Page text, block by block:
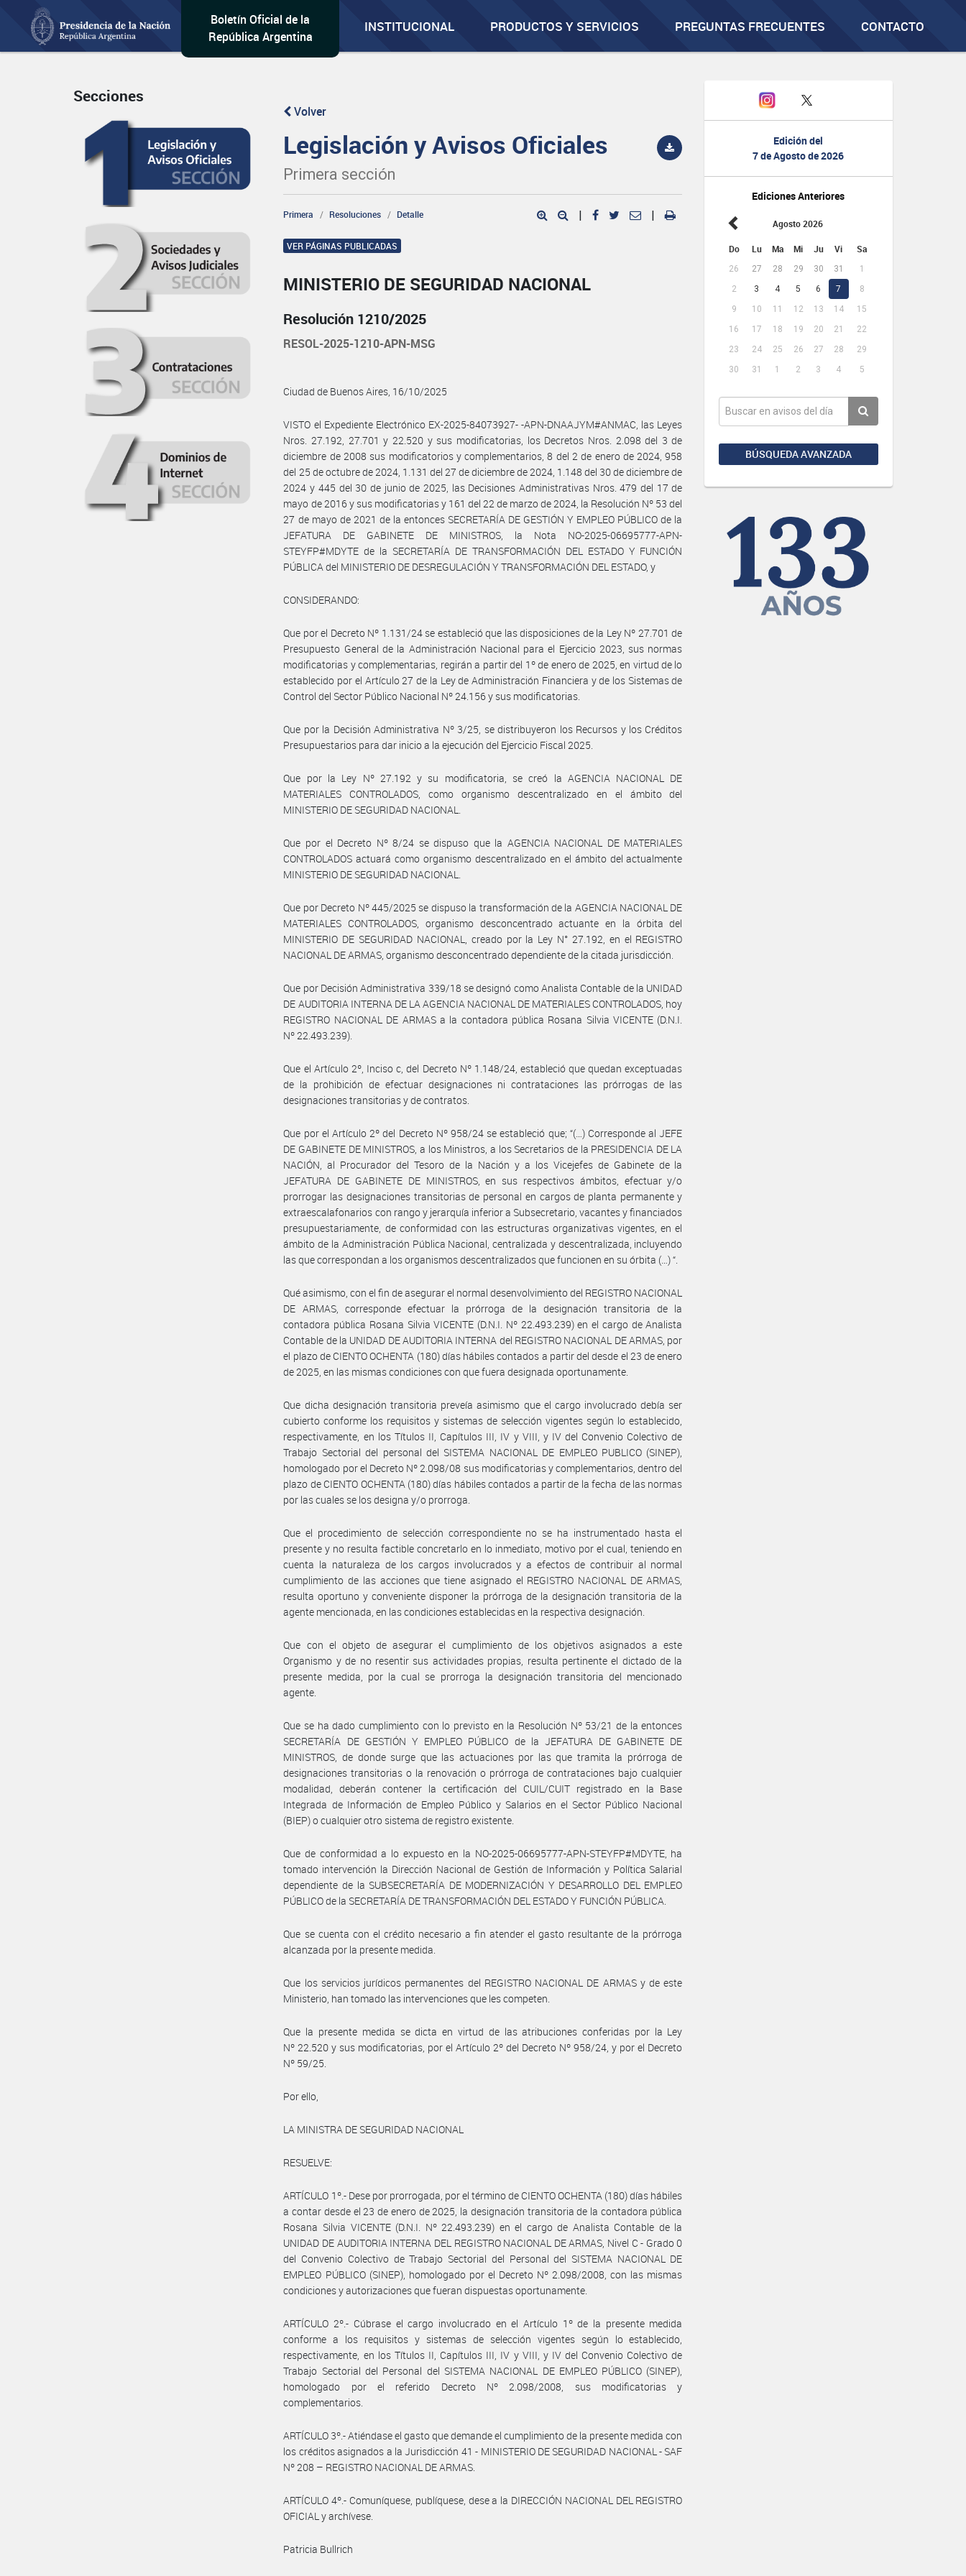
Boletín Oficial de la
República Argentina
INSTITUCIONAL PRODUCTOS Y SERVICIOS PREGUNTAS FRECUENTES CONTACTO
Edición del
7 de Agosto de 2026
Ediciones Anteriores
Agosto 2026
Do Lu Ma Mi Ju Vi Sa
26 27 28 29 30 31
1
2
3 4 5 6 7
8
9
10 11 12 13 14
15
16
17 18 19 20 21
22
23
24 25 26 27 28
29
30
31 1 2 3 4 5
BÚSQUEDA AVANZADA
Secciones
Volver
Legislación y Avisos Oficiales
Primera sección
Primera Resoluciones Detalle | |
VER PÁGINAS PUBLICADAS
MINISTERIO DE SEGURIDAD NACIONAL
Resolución 1210/2025
RESOL-2025-1210-APN-MSG
Ciudad de Buenos Aires, 16/10/2025
VISTO el Expediente Electrónico EX-2025-84073927- -APN-DNAAJYM#ANMAC, las Leyes
Nros. 27.192, 27.701 y 22.520 y sus modificatorias, los Decretos Nros. 2.098 del 3 de
diciembre de 2008 sus modificatorios y complementarios, 8 del 2 de enero de 2024, 958
del 25 de octubre de 2024, 1.131 del 27 de diciembre de 2024, 1.148 del 30 de diciembre de
2024 y 445 del 30 de junio de 2025, las Decisiones Administrativas Nros. 479 del 17 de
mayo de 2016 y sus modificatorias y 161 del 22 de marzo de 2024, la Resolución Nº 53 del
27 de mayo de 2021 de la entonces SECRETARÍA DE GESTIÓN Y EMPLEO PÚBLICO de la
JEFATURA DE GABINETE DE MINISTROS, la Nota NO-2025-06695777-APN-
STEYFP#MDYTE de la SECRETARÍA DE TRANSFORMACIÓN DEL ESTADO Y FUNCIÓN
PÚBLICA del MINISTERIO DE DESREGULACIÓN Y TRANSFORMACIÓN DEL ESTADO, y
CONSIDERANDO:
Que por el Decreto Nº 1.131/24 se estableció que las disposiciones de la Ley Nº 27.701 de
Presupuesto General de la Administración Nacional para el Ejercicio 2023, sus normas
modificatorias y complementarias, regirán a partir del 1º de enero de 2025, en virtud de lo
establecido por el Artículo 27 de la Ley de Administración Financiera y de los Sistemas de
Control del Sector Público Nacional Nº 24.156 y sus modificatorias.
Que por la Decisión Administrativa Nº 3/25, se distribuyeron los Recursos y los Créditos
Presupuestarios para dar inicio a la ejecución del Ejercicio Fiscal 2025.
Que por la Ley Nº 27.192 y su modificatoria, se creó la AGENCIA NACIONAL DE
MATERIALES CONTROLADOS, como organismo descentralizado en el ámbito del
MINISTERIO DE SEGURIDAD NACIONAL.
Que por el Decreto Nº 8/24 se dispuso que la AGENCIA NACIONAL DE MATERIALES
CONTROLADOS actuará como organismo descentralizado en el ámbito del actualmente
MINISTERIO DE SEGURIDAD NACIONAL.
Que por Decreto Nº 445/2025 se dispuso la transformación de la AGENCIA NACIONAL DE
MATERIALES CONTROLADOS, organismo desconcentrado actuante en la órbita del
MINISTERIO DE SEGURIDAD NACIONAL, creado por la Ley N° 27.192, en el REGISTRO
NACIONAL DE ARMAS, organismo desconcentrado dependiente de la citada jurisdicción.
Que por Decisión Administrativa 339/18 se designó como Analista Contable de la UNIDAD
DE AUDITORIA INTERNA DE LA AGENCIA NACIONAL DE MATERIALES CONTROLADOS, hoy
REGISTRO NACIONAL DE ARMAS a la contadora pública Rosana Silvia VICENTE (D.N.I.
Nº 22.493.239).
Que el Artículo 2º, Inciso c, del Decreto Nº 1.148/24, estableció que quedan exceptuadas
de la prohibición de efectuar designaciones ni contrataciones las prórrogas de las
designaciones transitorias y de contratos.
Que por el Artículo 2º del Decreto Nº 958/24 se estableció que; “(…) Corresponde al JEFE
DE GABINETE DE MINISTROS, a los Ministros, a los Secretarios de la PRESIDENCIA DE LA
NACIÓN, al Procurador del Tesoro de la Nación y a los Vicejefes de Gabinete de la
JEFATURA DE GABINETE DE MINISTROS, en sus respectivos ámbitos, efectuar y/o
prorrogar las designaciones transitorias de personal en cargos de planta permanente y
extraescalafonarios con rango y jerarquía inferior a Subsecretario, vacantes y financiados
presupuestariamente, de conformidad con las estructuras organizativas vigentes, en el
ámbito de la Administración Pública Nacional, centralizada y descentralizada, incluyendo
las que correspondan a los organismos descentralizados que funcionen en su órbita (…) “.
Qué asimismo, con el fin de asegurar el normal desenvolvimiento del REGISTRO NACIONAL
DE ARMAS, corresponde efectuar la prórroga de la designación transitoria de la
contadora pública Rosana Silvia VICENTE (D.N.I. Nº 22.493.239) en el cargo de Analista
Contable de la UNIDAD DE AUDITORIA INTERNA del REGISTRO NACIONAL DE ARMAS, por
el plazo de CIENTO OCHENTA (180) días hábiles contados a partir del desde el 23 de enero
de 2025, en las mismas condiciones con que fuera designada oportunamente.
Que dicha designación transitoria preveía asimismo que el cargo involucrado debía ser
cubierto conforme los requisitos y sistemas de selección vigentes según lo establecido,
respectivamente, en los Títulos II, Capítulos III, IV y VIII, y IV del Convenio Colectivo de
Trabajo Sectorial del personal del SISTEMA NACIONAL DE EMPLEO PUBLICO (SINEP),
homologado por el Decreto Nº 2.098/08 sus modificatorias y complementarios, dentro del
plazo de CIENTO OCHENTA (180) días hábiles contados a partir de la fecha de las normas
por las cuales se los designa y/o prorroga.
Que el procedimiento de selección correspondiente no se ha instrumentado hasta el
presente y no resulta factible concretarlo en lo inmediato, motivo por el cual, teniendo en
cuenta la naturaleza de los cargos involucrados y a efectos de contribuir al normal
cumplimiento de las acciones que tiene asignado el REGISTRO NACIONAL DE ARMAS,
resulta oportuno y conveniente disponer la prórroga de la designación transitoria de la
agente mencionada, en las condiciones establecidas en la respectiva designación.
Que con el objeto de asegurar el cumplimiento de los objetivos asignados a este
Organismo y de no resentir sus actividades propias, resulta pertinente el dictado de la
presente medida, por la cual se prorroga la designación transitoria del mencionado
agente.
Que se ha dado cumplimiento con lo previsto en la Resolución Nº 53/21 de la entonces
SECRETARÍA DE GESTIÓN Y EMPLEO PÚBLICO de la JEFATURA DE GABINETE DE
MINISTROS, de donde surge que las actuaciones por las que tramita la prórroga de
designaciones transitorias o la renovación o prórroga de contrataciones bajo cualquier
modalidad, deberán contener la certificación del CUIL/CUIT registrado en la Base
Integrada de Información de Empleo Público y Salarios en el Sector Público Nacional
(BIEP) o cualquier otro sistema de registro existente.
Que de conformidad a lo expuesto en la NO-2025-06695777-APN-STEYFP#MDYTE, ha
tomado intervención la Dirección Nacional de Gestión de Información y Política Salarial
dependiente de la SUBSECRETARÍA DE MODERNIZACIÓN Y DESARROLLO DEL EMPLEO
PÚBLICO de la SECRETARÍA DE TRANSFORMACIÓN DEL ESTADO Y FUNCIÓN PÚBLICA.
Que se cuenta con el crédito necesario a fin atender el gasto resultante de la prórroga
alcanzada por la presente medida.
Que los servicios jurídicos permanentes del REGISTRO NACIONAL DE ARMAS y de este
Ministerio, han tomado las intervenciones que les competen.
Que la presente medida se dicta en virtud de las atribuciones conferidas por la Ley
Nº 22.520 y sus modificatorias, por el Artículo 2º del Decreto Nº 958/24, y por el Decreto
Nº 59/25.
Por ello,
LA MINISTRA DE SEGURIDAD NACIONAL
RESUELVE:
ARTÍCULO 1º.- Dese por prorrogada, por el término de CIENTO OCHENTA (180) días hábiles
a contar desde el 23 de enero de 2025, la designación transitoria de la contadora pública
Rosana Silvia VICENTE (D.N.I. Nº 22.493.239) en el cargo de Analista Contable de la
UNIDAD DE AUDITORIA INTERNA DEL REGISTRO NACIONAL DE ARMAS, Nivel C - Grado 0
del Convenio Colectivo de Trabajo Sectorial del Personal del SISTEMA NACIONAL DE
EMPLEO PÚBLICO (SINEP), homologado por el Decreto Nº 2.098/2008, con las mismas
condiciones y autorizaciones que fueran dispuestas oportunamente.
ARTÍCULO 2º.- Cúbrase el cargo involucrado en el Artículo 1º de la presente medida
conforme a los requisitos y sistemas de selección vigentes según lo establecido,
respectivamente, en los Títulos II, Capítulos III, IV y VIII, y IV del Convenio Colectivo de
Trabajo Sectorial del Personal del SISTEMA NACIONAL DE EMPLEO PÚBLICO (SINEP),
homologado por el referido Decreto Nº 2.098/2008, sus modificatorias y
complementarios.
ARTÍCULO 3º.- Atiéndase el gasto que demande el cumplimiento de la presente medida con
los créditos asignados a la Jurisdicción 41 - MINISTERIO DE SEGURIDAD NACIONAL - SAF
Nº 208 – REGISTRO NACIONAL DE ARMAS.
ARTÍCULO 4º.- Comuníquese, publíquese, dese a la DIRECCIÓN NACIONAL DEL REGISTRO
OFICIAL y archívese.
Patricia Bullrich